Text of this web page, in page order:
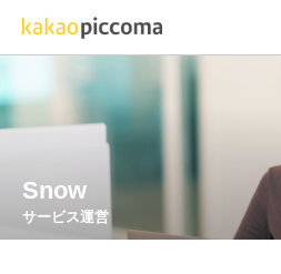
Snow
サービス運営